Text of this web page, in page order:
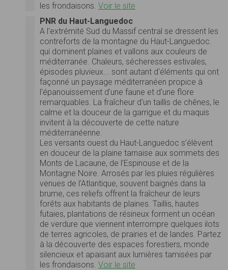
les frondaisons. Voir le site
PNR du Haut-Languedoc
A l'extrémité Sud du Massif central se dressent les
contreforts de la montagne du Haut-Languedoc.
qui dominent plaines et vallons aux couleurs de
méditerranée. Chaleurs, sécheresses estivales,
épisodes pluvieux... sont autant d'éléments qui ont
façonné un paysage méditerranéen propice à
l'épanouissement d'une faune et d'une flore
remarquables. La fraîcheur d'un taillis de chênes, le
calme et la douceur de la garrigue et du maquis
invitent à la découverte de cette nature
méditerranéenne.
Les versants ouest du Haut-Languedoc s’élèvent
en douceur de la plaine tarnaise aux sommets des
Monts de Lacaune, de l’Espinouse et de la
Montagne Noire. Arrosés par les pluies régulières
venues de l’Atlantique, souvent baignés dans la
brume, ces reliefs offrent la fraîcheur de leurs
forêts aux habitants de plaines. Taillis, hautes
futaies, plantations de résineux forment un océan
de verdure que viennent interrompre quelques ilots
de terres agricoles, de prairies et de landes. Partez
à la découverte des espaces forestiers, monde
silencieux et apaisant aux lumières tamisées par
les frondaisons. Voir le site